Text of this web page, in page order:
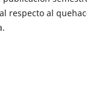
respecto al